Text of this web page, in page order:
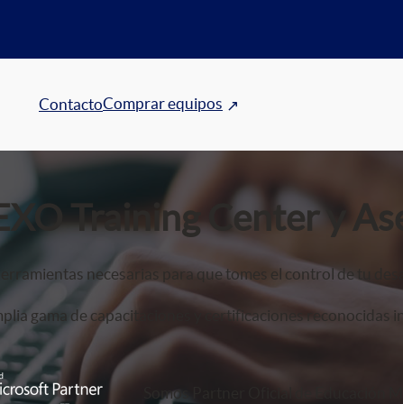
ContactoComprar equipos
Training Center y
necesarias para que tomes el control de tu
gama de capacitaciones y certificaciones reconocidas
Somos Partner Oficial de Educación